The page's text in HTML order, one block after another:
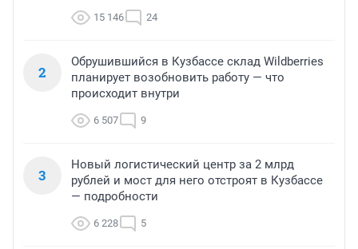
15 146 24
2
Обрушившийся в Кузбассе склад Wildberries
планирует возобновить работу — что
происходит внутри
6 507 9
3
Новый логистический центр за 2 млрд
рублей и мост для него отстроят в Кузбассе
— подробности
6 228 5